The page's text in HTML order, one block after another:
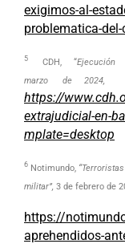
exigimos-al-
problematica-
5 CDH, “Ejecución
marzo de 2024,
https://
extrajudicial-en-
mplate=desktop
6 Notimundo,
militar”, 3 de febrero de
https://
aprehendidos-